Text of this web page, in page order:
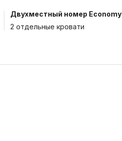
Двухместный номер Economy
2 отдельные кровати